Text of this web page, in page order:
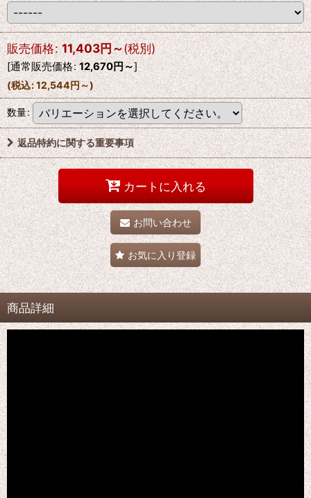
販売価格: 11,403円～(税別)
[通常販売価格: 12,670円～]
(税込:12,544円～)
数量:
返品特約に関する重要事項
カートに入れる
お問い合わせ
お気に入り登録
商品詳細